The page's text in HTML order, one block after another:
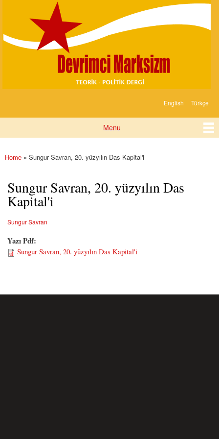
content
Marksizm
English Türkçe
Menu
You are here
Home » Sungur Savran, 20. yüzyılın Das Kapital'i
Sungur Savran, 20. yüzyılın Das
Kapital'i
Sungur Savran
Yazı Pdf:
Sungur Savran, 20. yüzyılın Das Kapital'i